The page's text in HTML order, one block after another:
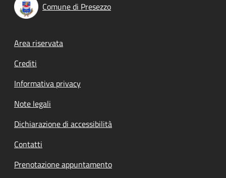
Comune di Presezzo
Footer menu
Area riservata
Crediti
Informativa privacy
Note legali
Dichiarazione di accessibilità
Contatti
Prenotazione appuntamento